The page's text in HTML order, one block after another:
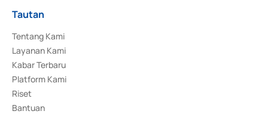
Tautan
Tentang Kami
Layanan Kami
Kabar Terbaru
Platform Kami
Riset
Bantuan